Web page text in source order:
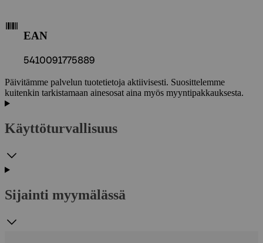
EAN
5410091775889
Päivitämme palvelun tuotetietoja aktiivisesti. Suosittelemme
kuitenkin tarkistamaan ainesosat aina myös myyntipakkauksesta.
Käyttöturvallisuus
Sijainti myymälässä